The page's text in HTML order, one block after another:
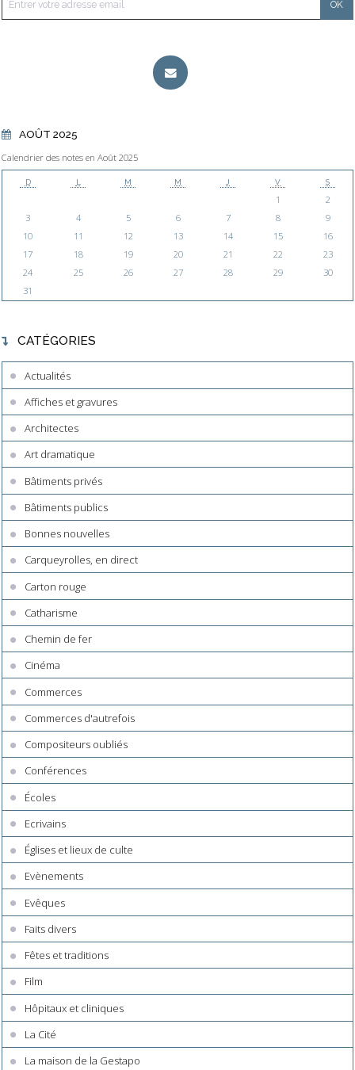
AOÛT 2025
Calendrier des notes en Août 2025
D L M M J V S
1
2
3
4 5 6 7 8
9
10
11 12 13 14 15
16
17
18 19 20 21 22
23
24
25 26 27 28 29
30
31
CATÉGORIES
Actualités
Affiches et gravures
Architectes
Art dramatique
Bâtiments privés
Bâtiments publics
Bonnes nouvelles
Carqueyrolles, en direct
Carton rouge
Catharisme
Chemin de fer
Cinéma
Commerces
Commerces d'autrefois
Compositeurs oubliés
Conférences
Écoles
Ecrivains
Églises et lieux de culte
Evènements
Evêques
Faits divers
Fêtes et traditions
Film
Hôpitaux et cliniques
La Cité
La maison de la Gestapo